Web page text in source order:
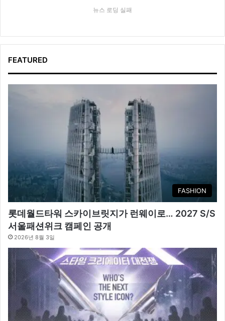
뉴스 로딩 실패
FEATURED
FASHION
롯데월드타워 스카이브릿지가 런웨이로… 2027 S/S
서울패션위크 캠페인 공개
2026년 8월 3일